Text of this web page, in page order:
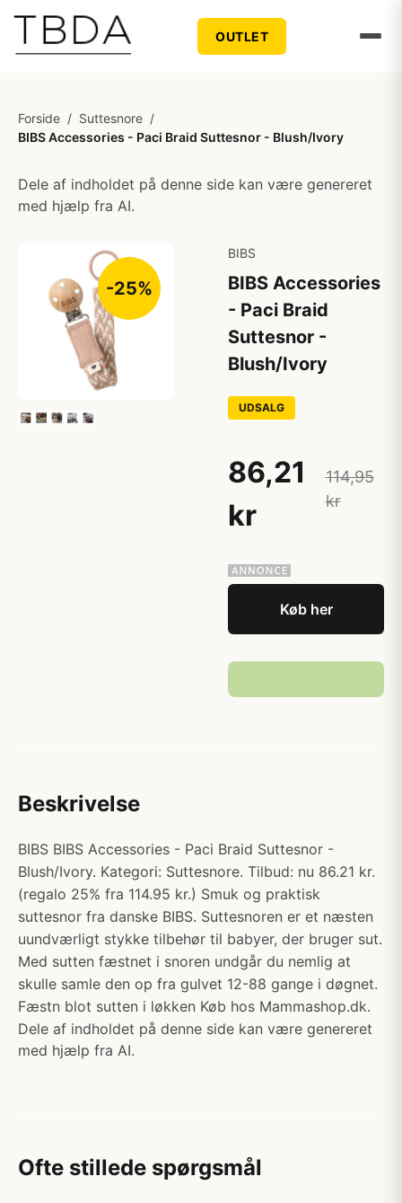
OUTLET
Forside / Suttesnore /
BIBS Accessories - Paci Braid Suttesnor - Blush/Ivory
Dele af indholdet på denne side kan være genereret
med hjælp fra AI.
-25%
BIBS
BIBS Accessories
- Paci Braid
Suttesnor -
Blush/Ivory
UDSALG
86,21
kr
114,95
kr
Køb her
Beskrivelse
BIBS BIBS Accessories - Paci Braid Suttesnor -
Blush/Ivory. Kategori: Suttesnore. Tilbud: nu 86.21 kr.
(regalo 25% fra 114.95 kr.) Smuk og praktisk
suttesnor fra danske BIBS. Suttesnoren er et næsten
uundværligt stykke tilbehør til babyer, der bruger sut.
Med sutten fæstnet i snoren undgår du nemlig at
skulle samle den op fra gulvet 12-88 gange i døgnet.
Fæstn blot sutten i løkken Køb hos Mammashop.dk.
Dele af indholdet på denne side kan være genereret
med hjælp fra AI.
Ofte stillede spørgsmål